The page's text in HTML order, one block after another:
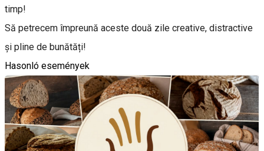
timp!
Să petrecem împreună aceste două zile creative, distractive
și pline de bunătăți!
Hasonló események